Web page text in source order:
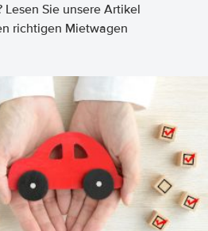
Sie unsere Artikel
richtigen Mietwagen